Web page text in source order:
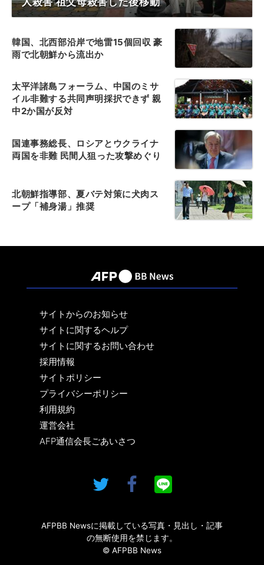
韓国、北西部沿岸で地雷15個回収 豪
雨で北朝鮮から流出か
太平洋諸島フォーラム、中国のミサ
イル非難する共同声明採択できず 親
中2か国が反対
国連事務総長、ロシアとウクライナ
両国を非難 民間人狙った攻撃めぐり
北朝鮮指導部、夏バテ対策に犬肉ス
ープ「補身湯」推奨
サイトからのお知らせ
サイトに関するヘルプ
サイトに関するお問い合わせ
採用情報
サイトポリシー
プライバシーポリシー
利用規約
運営会社
AFP通信会長ごあいさつ
AFPBB Newsに掲載している写真・見出し・記事
の無断使用を禁じます。
© AFPBB News